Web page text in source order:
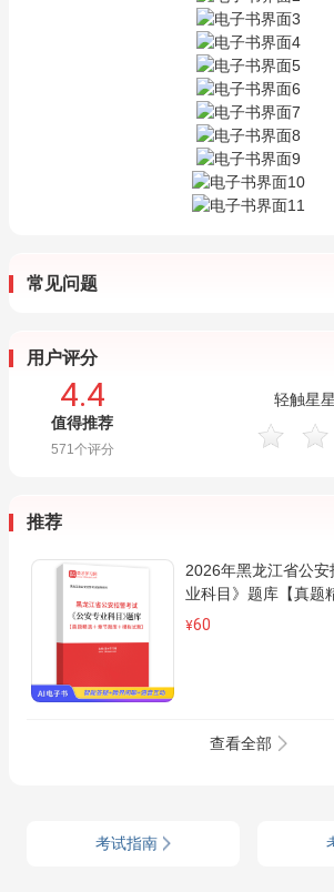
常见问题
用户评分
4.4
值得推荐
571个评分
轻触星
推荐
2026年黑龙江省公
业科目》题库【真题
拟试题】AI讲解
¥60
查看全部
考试指南